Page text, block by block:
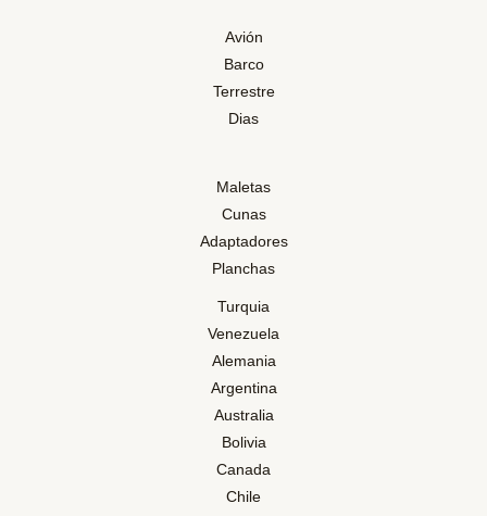
Avión
Barco
Terrestre
Dias
Maletas
Cunas
Adaptadores
Planchas
Turquia
Venezuela
Alemania
Argentina
Australia
Bolivia
Canada
Chile